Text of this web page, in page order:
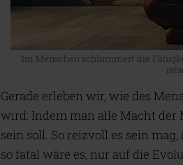
Im Menschen schlummert die
Gerade erleben wir, wie des
wird: Indem man alle Macht der
sein soll. So reizvoll es sein
so fatal wäre es, nur auf die